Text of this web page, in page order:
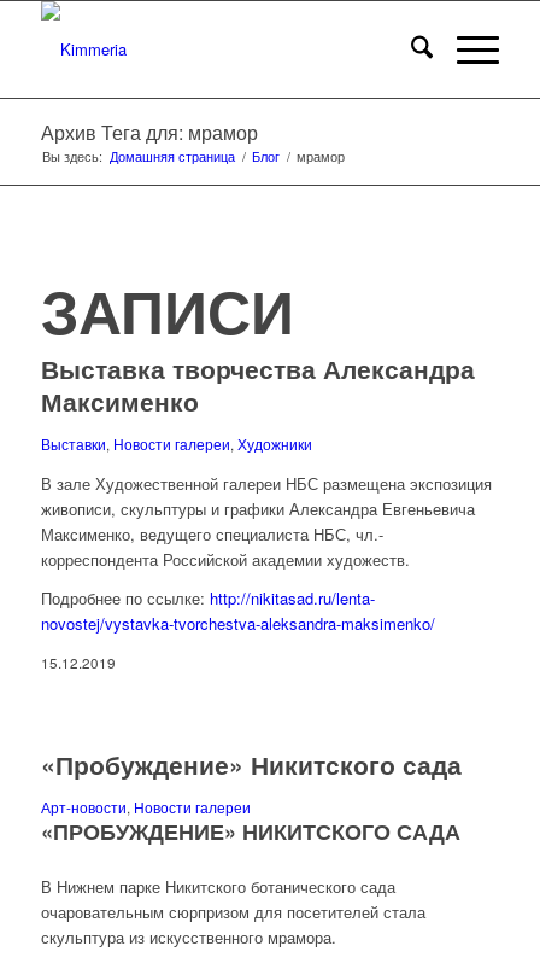
Архив Тега для: мрамор
Вы здесь: Домашняя страница / Блог / мрамор
ЗАПИСИ
Выставка творчества Александра
Максименко
Выставки, Новости галереи, Художники
В зале Художественной галереи НБС размещена экспозиция
живописи, скульптуры и графики Александра Евгеньевича
Максименко, ведущего специалиста НБС, чл.-
корреспондента Российской академии художеств.
Подробнее по ссылке: http://nikitasad.ru/lenta-
novostej/vystavka-tvorchestva-aleksandra-maksimenko/
15.12.2019
«Пробуждение» Никитского сада
Арт-новости, Новости галереи
«ПРОБУЖДЕНИЕ» НИКИТСКОГО САДА
В Нижнем парке Никитского ботанического сада
очаровательным сюрпризом для посетителей стала
скульптура из искусственного мрамора.